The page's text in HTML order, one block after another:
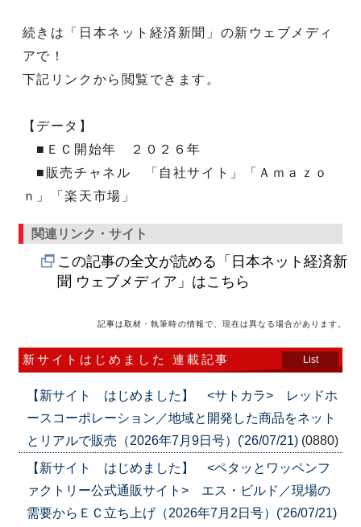
続きは「日本ネット経済新聞」の新ウェブメディ
アで！
下記リンクから閲覧できます。
【データ】
■ＥＣ開始年 ２０２６年
■販売チャネル 「自社サイト」「Ａｍａｚｏ
ｎ」「楽天市場」
関連リンク・サイト
この記事の全文が読める「日本ネット経済新
聞 ウェブメディア」はこちら
記事は取材・執筆時の情報で、現在は異なる場合があります。
新サイトはじめました 連載記事 List
【新サイト はじめました】 <サトカラ> レッドホ
ースコーポレーション／地域と開発した商品をネット
とリアルで販売（2026年7月9日号）('26/07/21) (0880)
【新サイト はじめました】 <ペタッとワッペンフ
ァクトリー公式通販サイト> エス・ビルド／現場の
需要からＥＣ立ち上げ（2026年7月2日号）('26/07/21)